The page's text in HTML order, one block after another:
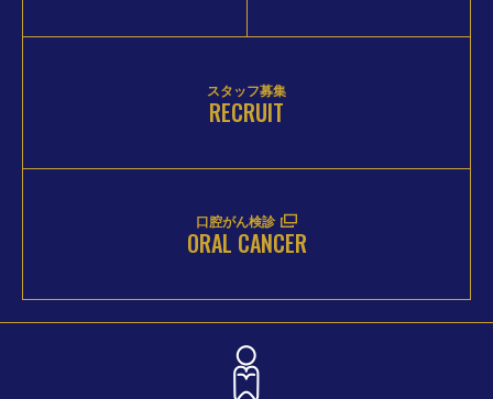
スタッフ募集
RECRUIT
口腔がん検診
ORAL CANCER